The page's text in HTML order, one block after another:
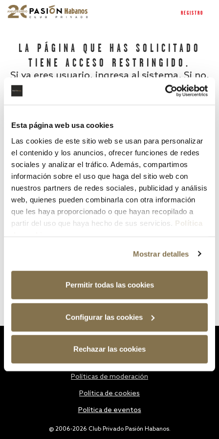
Esta página web usa cookies
Las cookies de este sitio web se usan para personalizar
el contenido y los anuncios, ofrecer funciones de redes
sociales y analizar el tráfico. Además, compartimos
información sobre el uso que haga del sitio web con
nuestros partners de redes sociales, publicidad y análisis
web, quienes pueden combinarla con otra información
que les haya proporcionado o que hayan recopilado a
partir del uso que haya hecho de sus servicios. Política
Mostrar detalles
Permitir todas las cookies
Configurar las cookies
Rechazar las cookies
REGISTRO
LA PÁGINA QUE HAS SOLICITADO
TIENE ACCESO RESTRINGIDO.
Si ya eres usuario, ingresa al sistema. Si no,
¿Has olvidado tu contraseña?
@ 2006-2026 Club Privado Pasión Habanos.
Políticas de moderación
Política de cookies
Política de eventos